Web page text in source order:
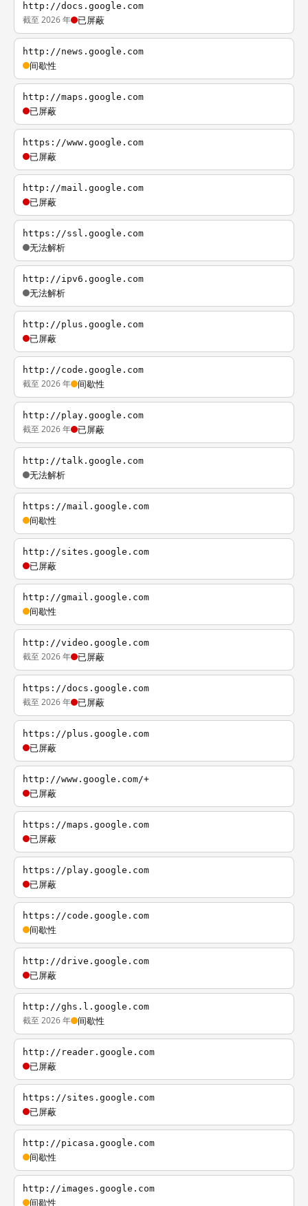
http://docs.google.com
截至 2026 年 已屏蔽
http://news.google.com
间歇性
http://maps.google.com
已屏蔽
https://www.google.com
已屏蔽
http://mail.google.com
已屏蔽
https://ssl.google.com
无法解析
http://ipv6.google.com
无法解析
http://plus.google.com
已屏蔽
http://code.google.com
截至 2026 年 间歇性
http://play.google.com
截至 2026 年 已屏蔽
http://talk.google.com
无法解析
https://mail.google.com
间歇性
http://sites.google.com
已屏蔽
http://gmail.google.com
间歇性
http://video.google.com
截至 2026 年 已屏蔽
https://docs.google.com
截至 2026 年 已屏蔽
https://plus.google.com
已屏蔽
http://www.google.com/+
已屏蔽
https://maps.google.com
已屏蔽
https://play.google.com
已屏蔽
https://code.google.com
间歇性
http://drive.google.com
已屏蔽
http://ghs.l.google.com
截至 2026 年 间歇性
http://reader.google.com
已屏蔽
https://sites.google.com
已屏蔽
http://picasa.google.com
间歇性
http://images.google.com
间歇性